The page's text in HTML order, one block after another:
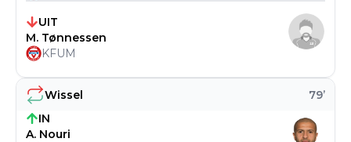
Wissel 79’
IN
A. Nouri
UIT
M. Tønnessen
KFUM